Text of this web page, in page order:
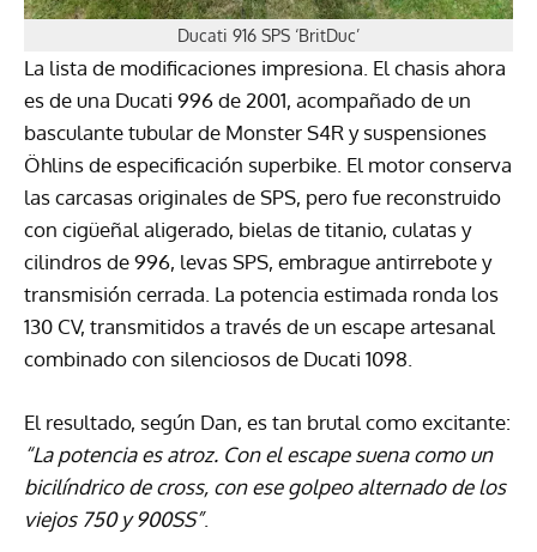
Ducati 916 SPS ‘BritDuc’
La lista de modificaciones impresiona. El chasis ahora
es de una Ducati 996 de 2001, acompañado de un
basculante tubular de Monster S4R y suspensiones
Öhlins de especificación superbike. El motor conserva
las carcasas originales de SPS, pero fue reconstruido
con cigüeñal aligerado, bielas de titanio, culatas y
cilindros de 996, levas SPS, embrague antirrebote y
transmisión cerrada. La potencia estimada ronda los
130 CV, transmitidos a través de un escape artesanal
combinado con silenciosos de Ducati 1098.
El resultado, según Dan, es tan brutal como excitante:
“La potencia es atroz. Con el escape suena como un
bicilíndrico de cross, con ese golpeo alternado de los
viejos 750 y 900SS”.